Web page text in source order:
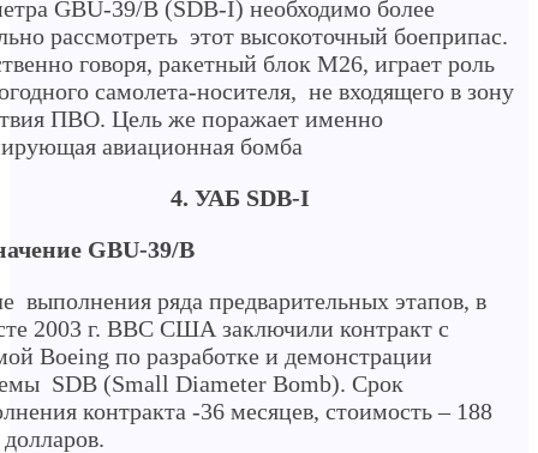
GBU-39/B (SDB-I) необходимо более
рассмотреть этот высокоточный боеприпас.
говоря, ракетный блок М26, играет роль
самолета-носителя, не входящего в зону
ПВО. Цель же поражает именно
авиационная бомба
4. УАБ SDB-I
GBU-39/B
выполнения ряда предварительных этапов, в
2003 г. ВВС США заключили контракт с
Boeing по разработке и демонстрации
SDB (Small Diameter Bomb). Срок
контракта -36 месяцев, стоимость – 188